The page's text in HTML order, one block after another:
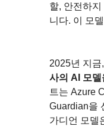
할, 안전하
니다. 이 모
2025년 지금,
사의 AI 모델
트는 Azure
Guardian을
가디언 모델